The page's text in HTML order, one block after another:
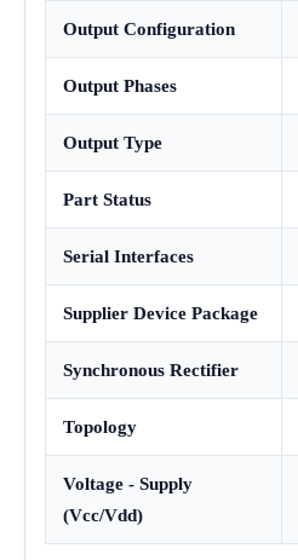
Output Configuration
Output Phases
Output Type
Part Status
Serial Interfaces
Supplier Device Package
Synchronous Rectifier
Topology
Voltage - Supply
(Vcc/Vdd)